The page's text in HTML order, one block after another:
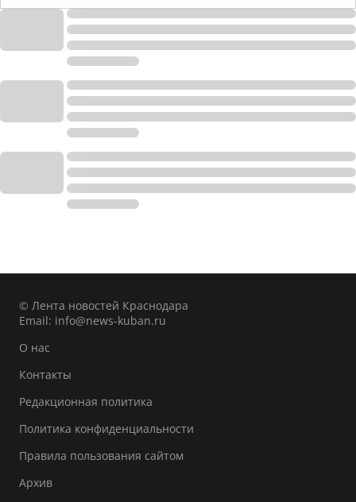
© Лента новостей Краснодара
Email: info@news-kuban.ru
О нас
Контакты
Редакционная политика
Политика конфиденциальности
Правила пользования сайтом
Архив